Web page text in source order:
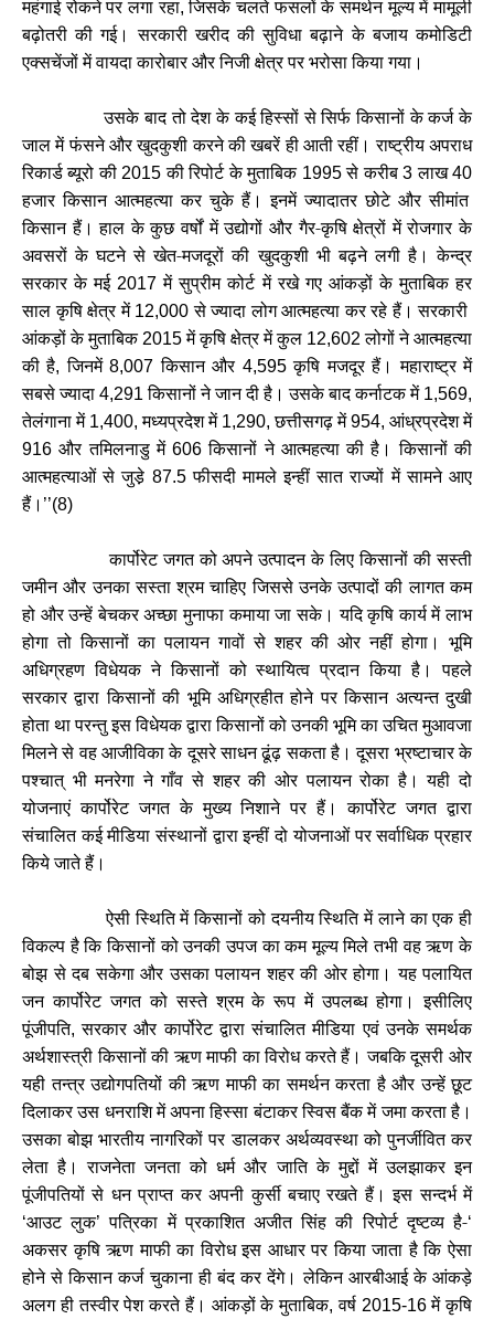
महंगाई रोकने पर लगा रहा,जिसके चलते फसलों के समर्थन मूल्य में मामूली
बढ़ोतरी की गई। सरकारी खरीद की सुविधा बढ़ाने के बजाय कमोडिटी
एक्सचेंजों में वायदा कारोबार और निजी क्षेत्र पर भरोसा किया गया।
उसके बाद तो देश के कई हिस्सों से सिर्फ किसानों के कर्ज के
जाल में फंसने और खुदकुशी करने की खबरें ही आती रहीं। राष्ट्रीय अपराध
रिकार्ड ब्यूरो की2015 की रिपोर्ट के मुताबिक 1995से करीब3 लाख40
हजार किसान आत्महत्या कर चुके हैं। इनमें ज्यादातर छोटे और सीमांत
किसान हैं। हाल के कुछ वर्षों में उद्योगों और गैर-कृषि क्षेत्रों में रोजगार के
अवसरों के घटने से खेत-मजदूरों की खुदकुशी भी बढ़ने लगी है। केन्द्र
सरकार के मई2017 में सुप्रीम कोर्ट में रखे गए आंकड़ों के मुताबिक हर
साल कृषि क्षेत्र में 12,000 से ज्यादा लोग आत्महत्या कर रहे हैं। सरकारी
आंकड़ों के मुताबिक 2015में कृषि क्षेत्र में कुल 12,602 लोगों ने आत्महत्या
की है,जिनमें8,007 किसान और 4,595कृषि मजदूर हैं। महाराष्ट्र में
सबसे ज्यादा 4,291 किसानों ने जान दी है। उसके बाद कर्नाटक में 1,569,
तेलंगाना में 1,400,मध्यप्रदेश में 1,290,छत्तीसगढ़ में954, आंध्रप्रदेश में
916 और तमिलनाडु में606 किसानों ने आत्महत्या की है। किसानों की
आत्महत्याओं से जुडे़ 87.5फीसदी मामले इन्हीं सात राज्यों में सामने आए
हैं। ’’(8)
कार्पोरेट जगत को अपने उत्पादन के लिए किसानों की सस्ती
जमीन और उनका सस्ता श्रम चाहिए जिससे उनके उत्पादों की लागत कम
हो और उन्हें बेचकर अच्छा मुनाफा कमाया जा सके। यदि कृषि कार्य में लाभ
होगा तो किसानों का पलायन गावों से शहर की ओर नहीं होगा। भूमि
अधिग्रहण विधेयक ने किसानों को स्थायित्व प्रदान किया है। पहले
सरकार द्वारा किसानों की भूमि अधिग्रहीत होने पर किसान अत्यन्त दुखी
होता था परन्तु इस विधेयक द्वारा किसानों को उनकी भूमि का उचित मुआवजा
मिलने से वह आजीविका के दूसरे साधन ढूंढ़ सकता है। दूसरा भ्रष्टाचार के
पश्चात् भी मनरेगा ने गाँव से शहर की ओर पलायन रोका है। यही दो
योजनाएं कार्पोरेट जगत के मुख्य निशाने पर हैं। कार्पोरेट जगत द्वारा
संचालित कई मीडिया संस्थानों द्वारा इन्हीं दो योजनाओं पर सर्वाधिक प्रहार
किये जाते हैं।
ऐसी स्थिति में किसानों को दयनीय स्थिति में लाने का एक ही
विकल्प है कि किसानों को उनकी उपज का कम मूल्य मिले तभी वह ऋण के
बोझ से दब सकेगा और उसका पलायन शहर की ओर होगा। यह पलायित
जन कार्पोरेट जगत को सस्ते श्रम के रूप में उपलब्ध होगा। इसीलिए
पूंजीपति,सरकार और कार्पोरेट द्वारा संचालित मीडिया एवं उनके समर्थक
अर्थशास्त्री किसानों की ऋण माफी का विरोध करते हैं। जबकि दूसरी ओर
यही तन्त्र उद्योगपतियों की ऋण माफी का समर्थन करता है और उन्हें छूट
दिलाकर उस धनराशि में अपना हिस्सा बंटाकर स्विस बैंक में जमा करता है।
उसका बोझ भारतीय नागरिकों पर डालकर अर्थव्यवस्था को पुनर्जीवित कर
लेता है। राजनेता जनता को धर्म और जाति के मुद्दों में उलझाकर इन
पूंजीपतियों से धन प्राप्त कर अपनी कुर्सी बचाए रखते हैं। इस सन्दर्भ में
‘आउट लुक’पत्रिका में प्रकाशित अजीत सिंह की रिपोर्ट दृष्टव्य है-‘
अकसर कृषि ऋण माफी का विरोध इस आधार पर किया जाता है कि ऐसा
होने से किसान कर्ज चुकाना ही बंद कर देंगे। लेकिन आरबीआई के आंकड़े
अलग ही तस्वीर पेश करते हैं। आंकड़ों के मुताबिक,वर्ष 2015-16में कृषि